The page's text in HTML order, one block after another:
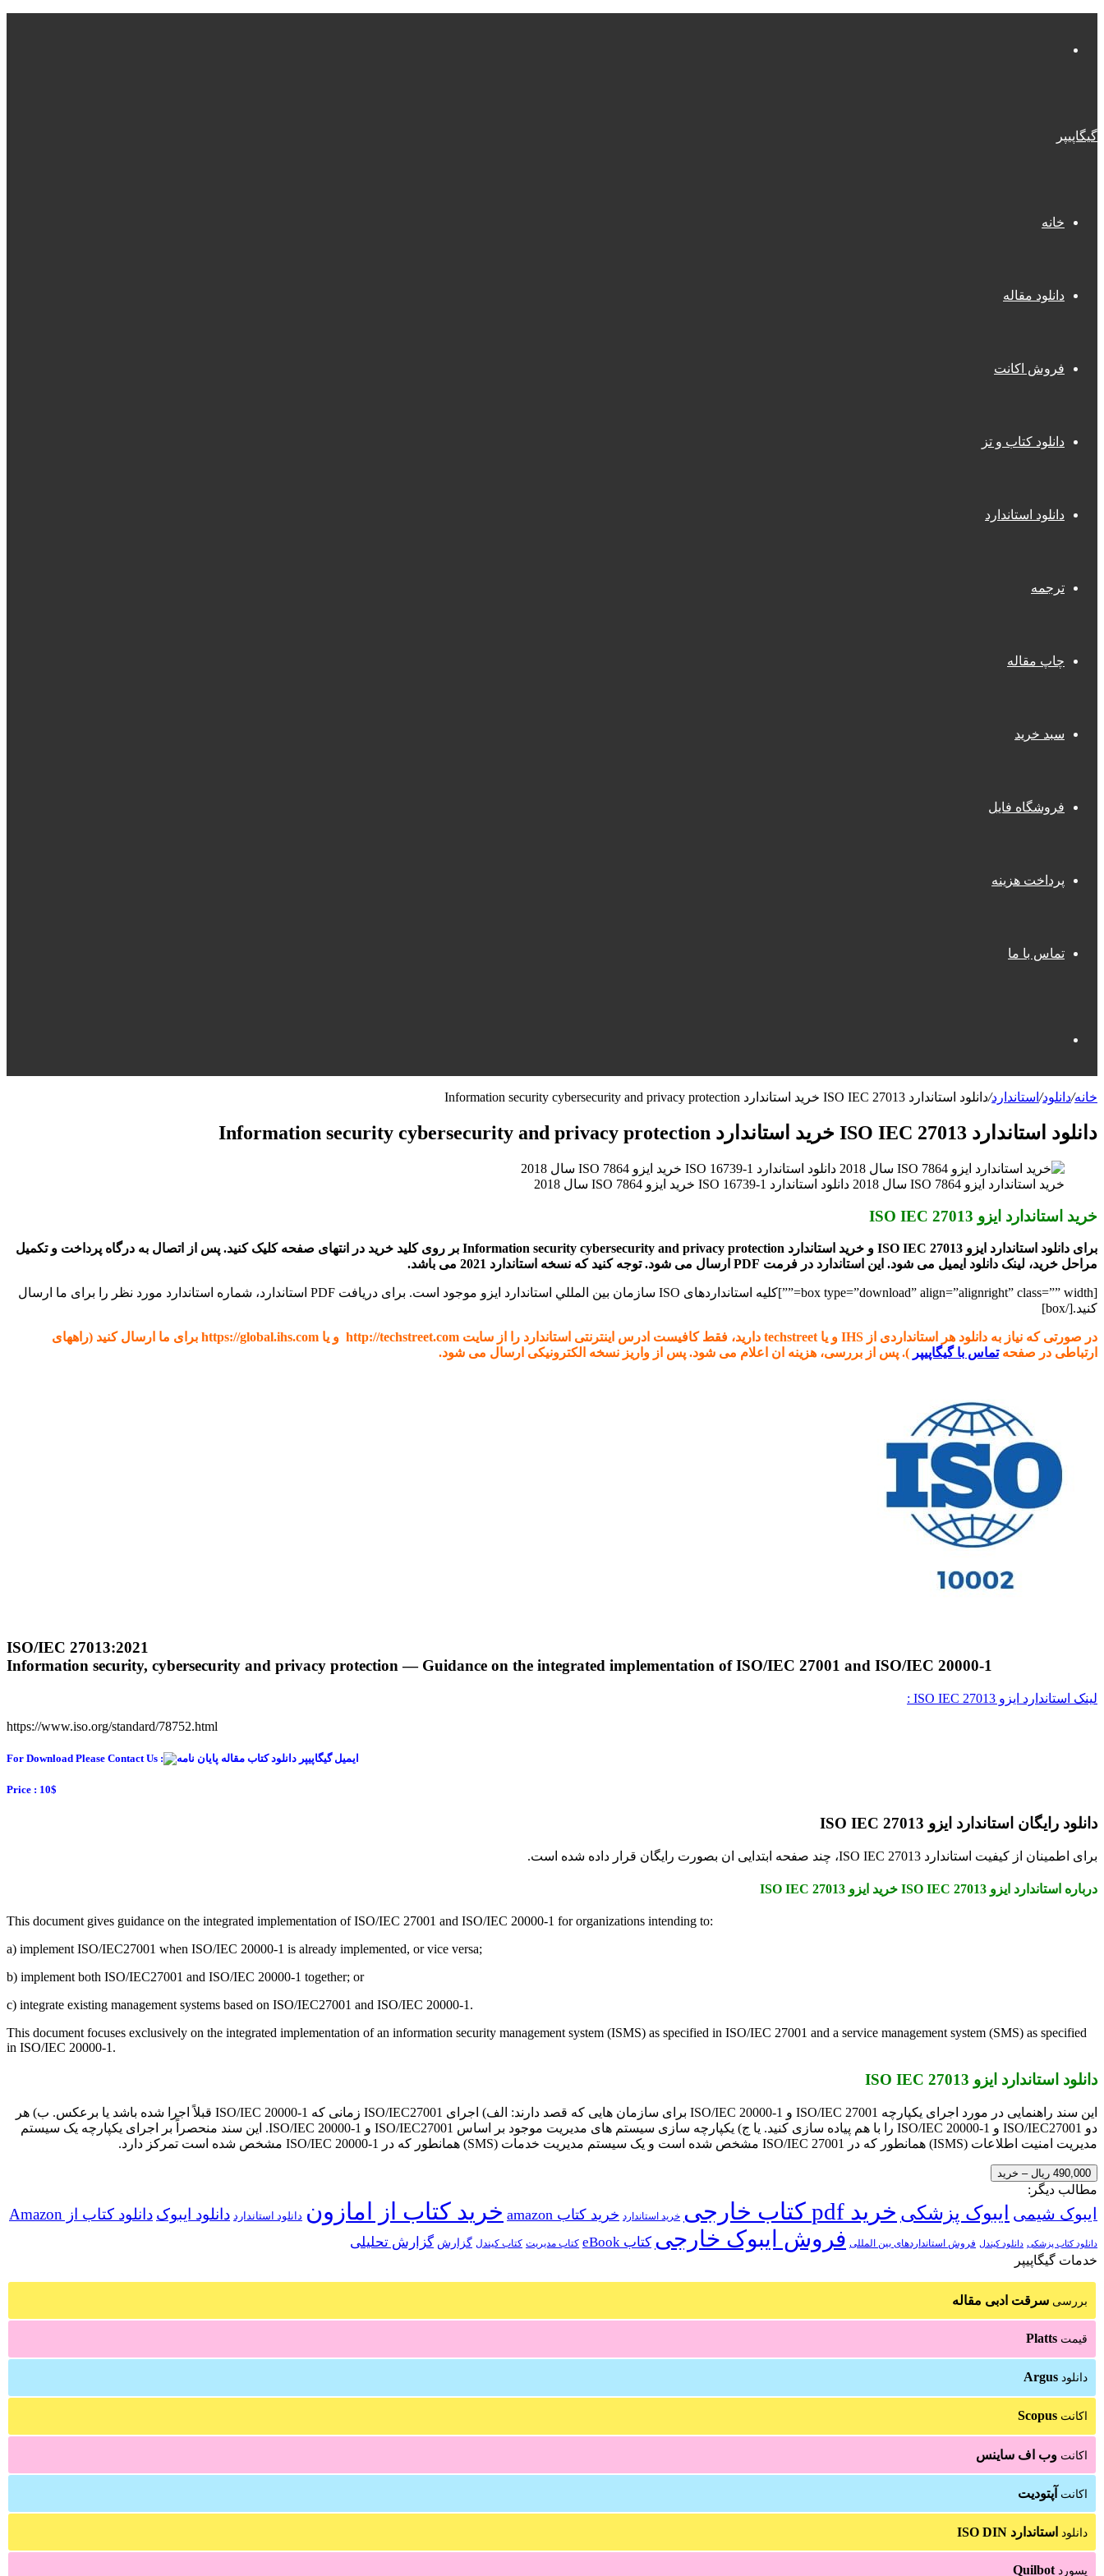
گیگاپیپر
خانه
دانلود مقاله
فروش اکانت
دانلود کتاب و تز
دانلود استاندارد
ترجمه
چاپ مقاله
سبد خرید
فروشگاه فایل
پرداخت هزینه
تماس با ما
خانه/دانلود/ استاندارد/دانلود استاندارد ISO IEC 27013 خرید استاندارد Information security cybersecurity and privacy protection
دانلود استاندارد ISO IEC 27013 خرید استاندارد Information security cybersecurity and privacy protection
خرید استاندارد ایزو ISO 7864 سال 2018 دانلود استاندارد ISO 16739-1 خرید ایزو ISO 7864 سال 2018
خرید استاندارد ایزو ISO IEC 27013
برای دانلود استاندارد ایزو ISO IEC 27013 و خرید استاندارد Information security cybersecurity and privacy protection بر روی کلید خرید در انتهای صفحه کلیک کنید. پس از اتصال به درگاه پرداخت و تکمیل
مراحل خرید، لینک دانلود ایمیل می شود. این استاندارد در فرمت PDF ارسال می شود. توجه کنید که نسخه استاندارد 2021 می باشد.
[box type=”download” align=”alignright” class=”” width=””]کلیه استانداردهای ISO سازمان بين ‌المللي استاندارد ایزو موجود است. برای دریافت PDF استاندارد، شماره استاندارد مورد نظر را برای ما ارسال
کنید.[/box]
در صورتی که نیاز به دانلود هر استانداردی از IHS و یا techstreet دارید، فقط کافیست ادرس اینترنتی استاندارد را از سایت http://techstreet.com و یا https://global.ihs.com برای ما ارسال کنید (راههای
ارتباطی در صفحهتماس با گیگاپیپر ). پس از بررسی، هزینه ان اعلام می شود. پس از واریز نسخه الکترونیکی ارسال می شود.
ISO/IEC 27013:2021
Information security, cybersecurity and privacy protection — Guidance on the integrated implementation of ISO/IEC 27001 and ISO/IEC 20000-1
لینک استاندارد ایزو ISO IEC 27013 :
https://www.iso.org/standard/78752.html
For Download Please Contact Us :
Price : 10$
دانلود رایگان استاندارد ایزو ISO IEC 27013
برای اطمینان از کیفیت استاندارد ISO IEC 27013، چند صفحه ابتدایی ان بصورت رایگان قرار داده شده است.
درباره استاندارد ایزو ISO IEC 27013 خرید ایزو ISO IEC 27013
This document gives guidance on the integrated implementation of ISO/IEC 27001 and ISO/IEC 20000-1 for organizations intending to:
a) implement ISO/IEC27001 when ISO/IEC 20000-1 is already implemented, or vice versa;
b) implement both ISO/IEC27001 and ISO/IEC 20000-1 together; or
c) integrate existing management systems based on ISO/IEC27001 and ISO/IEC 20000-1.
This document focuses exclusively on the integrated implementation of an information security management system (ISMS) as specified in ISO/IEC 27001 and a service management system (SMS) as specified
in ISO/IEC 20000-1.
دانلود استاندارد ایزو ISO IEC 27013
این سند راهنمایی در مورد اجرای یکپارچه ISO/IEC 27001 و ISO/IEC 20000-1 برای سازمان هایی که قصد دارند: الف) اجرای ISO/IEC27001 زمانی که ISO/IEC 20000-1 قبلاً اجرا شده باشد یا برعکس. ب) هر
دو ISO/IEC27001 و ISO/IEC 20000-1 را با هم پیاده سازی کنید. یا ج) یکپارچه سازی سیستم های مدیریت موجود بر اساس ISO/IEC27001 و ISO/IEC 20000-1. این سند منحصراً بر اجرای یکپارچه یک سیستم
مدیریت امنیت اطلاعات (ISMS) همانطور که در ISO/IEC 27001 مشخص شده است و یک سیستم مدیریت خدمات (SMS) همانطور که در ISO/IEC 20000-1 مشخص شده است تمرکز دارد.
490,000 ریال – خرید
مطالب دیگر:
ایبوک شیمی ایبوک پزشکی خرید pdf کتاب خارجی خرید استاندارد خرید کتاب amazon خرید کتاب از امازون دانلود استاندارد دانلود ایبوک دانلود کتاب از Amazon
دانلود کتاب پزشکی دانلود کیندل فروش استانداردهای بین المللی فروش ایبوک خارجی کتاب eBook کتاب مدیریت کتاب کیندل گزارش گزارش تحلیلی
خدمات گیگاپیپر
بررسی سرقت ادبی مقاله
قیمت Platts
دانلود Argus
اکانت Scopus
اکانت وب اف ساینس
اکانت آپتودیت
دانلود استاندارد ISO DIN
پسورد Quilbot